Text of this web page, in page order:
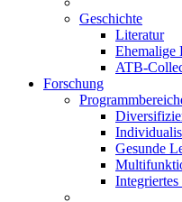
Geschichte
Literatur
Ehemalige
ATB-
Forschung
Gesunde
Integriertes